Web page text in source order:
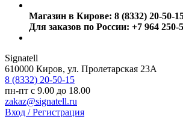
Магазин в Кирове: 8 (8332) 20-50-
Для заказов по России: +7 964 250-
Signatell
610000 Киров, ул. Пролетарская 23А
8 (8332) 20-50-15
пн-пт с 9.00 до 18.00
zakaz@signatell.ru
Вход / Регистрация